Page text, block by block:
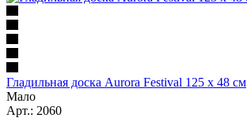
Гладильная доска Aurora Festival 125 x 48 см
Мало
Арт.: 2060